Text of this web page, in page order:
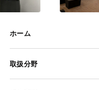
ホーム
取扱分野